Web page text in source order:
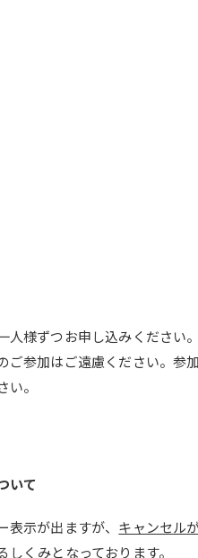
人様ずつお申し込みください
ご参加はご遠慮ください。参
。
いて
示が出ますが、 キャンセル
しくみとなっております。